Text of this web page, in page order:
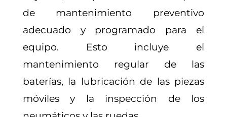
de mantenimiento preventivo
adecuado y programado para el
equipo. Esto incluye el
mantenimiento regular de las
baterías, la lubricación de las piezas
móviles y la inspección de los